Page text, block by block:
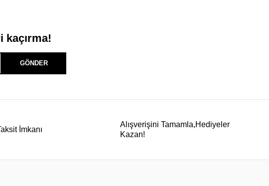
kaçırma!
GÖNDER
İmkanı
Alışverişini Tamamla,Hediyeler
Kazan!